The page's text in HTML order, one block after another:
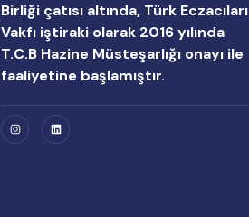
Birliği çatısı altında, Türk Eczacıları
Vakfı iştiraki olarak 2016 yılında
T.C.B Hazine Müsteşarlığı onayı ile
faaliyetine başlamıştır.